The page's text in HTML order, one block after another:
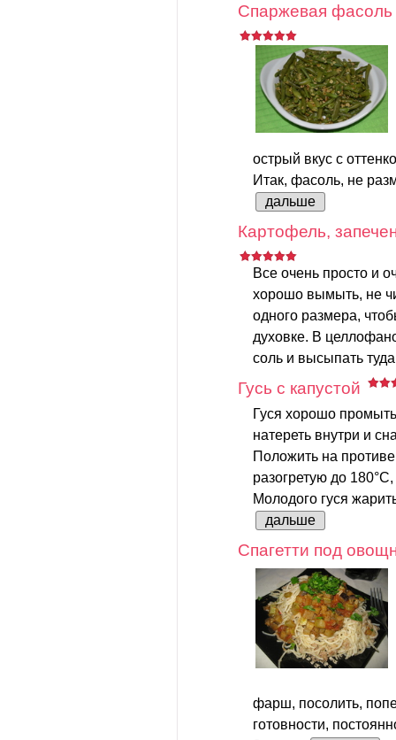
Спаржевая
острый вкус с
Итак, фасоль, не
дальше
Картофель,
Все очень просто и
хорошо вымыть, не
одного размера,
духовке. В
соль и высыпать
Гусь с капустой
Гуся хорошо
натереть внутри и
Положить на
разогретую до
Молодого гуся
дальше
Спагетти под
фарш, посолить,
готовности,